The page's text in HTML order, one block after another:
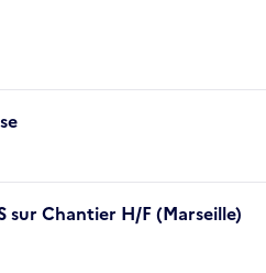
sur Chantier H/F (Marseille)